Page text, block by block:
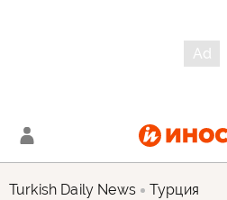
Turkish Daily News Турция